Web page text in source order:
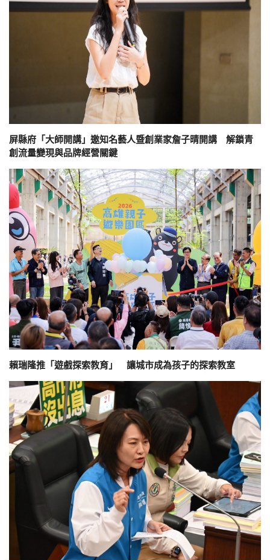
屏縣府「大師開講」邀知名藝人暨創業家詹子晴開講 解鎖青
創流量變現與品牌經營關鍵
賴瑞隆推「遊戲探索教育」 讓城市成為孩子的探索教室